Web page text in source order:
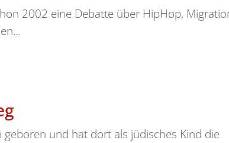
2002 eine Debatte über HipHop,
und hat dort als jüdisches Kind die